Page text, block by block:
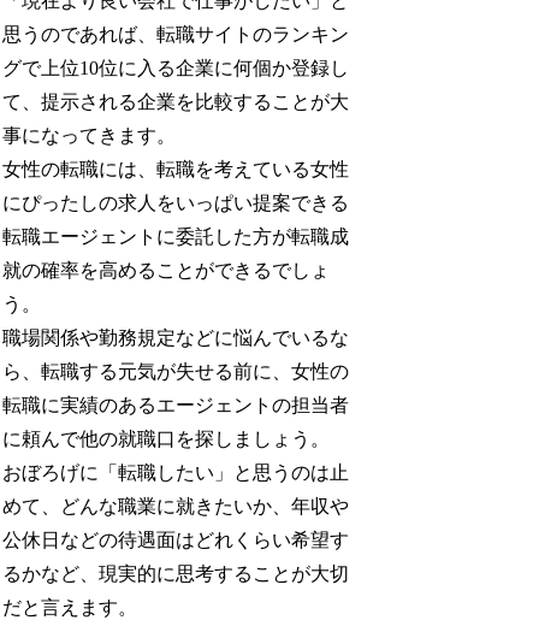
思うのであれば、転職サイトのランキン
グで上位10位に入る企業に何個か登録し
て、提示される企業を比較することが大
事になってきます。
女性の転職には、転職を考えている女性
にぴったしの求人をいっぱい提案できる
転職エージェントに委託した方が転職成
就の確率を高めることができるでしょ
う。
職場関係や勤務規定などに悩んでいるな
ら、転職する元気が失せる前に、女性の
転職に実績のあるエージェントの担当者
に頼んで他の就職口を探しましょう。
おぼろげに「転職したい」と思うのは止
めて、どんな職業に就きたいか、年収や
公休日などの待遇面はどれくらい希望す
るかなど、現実的に思考することが大切
だと言えます。